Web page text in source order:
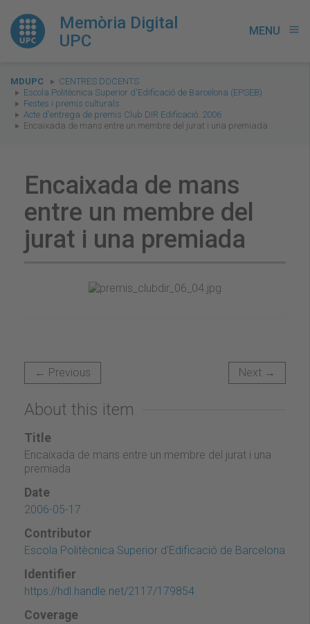
Memòria Digital
UPC
MENU menu
You
are
here:
MDUPC
CENTRES DOCENTS
Escola Politècnica Superior d'Edificació de Barcelona (EPSEB)
Festes i premis culturals
Acte d'entrega de premis Club DIR Edificació. 2006
Encaixada de mans entre un membre del jurat i una premiada
Encaixada de mans
entre un membre del
jurat i una premiada
← Previous Next →
About this item
Title
Encaixada de mans entre un membre del jurat i una
premiada
Date
2006-05-17
Contributor
Escola Politècnica Superior d'Edificació de Barcelona
Identifier
https://hdl.handle.net/2117/179854
Coverage